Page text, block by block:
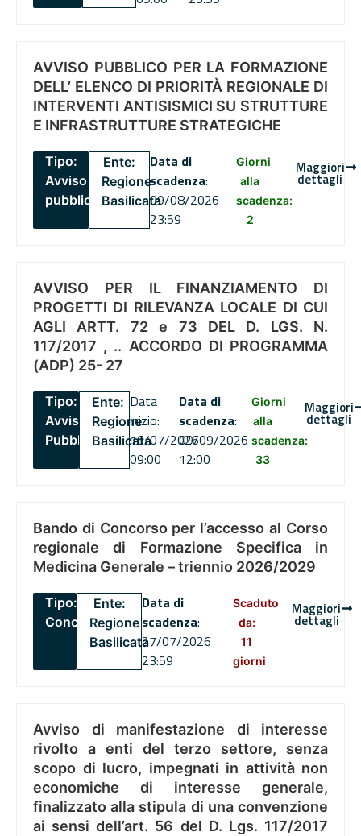
AVVISO PUBBLICO PER LA FORMAZIONE
DELL’ ELENCO DI PRIORITÀ REGIONALE DI
INTERVENTI ANTISISMICI SU STRUTTURE
E INFRASTRUTTURE STRATEGICHE
Tipo:
Avviso
pubblico
Ente:
Regione
Basilicata
Data di
scadenza:
09/08/2026
23:59
Giorni
alla
scadenza:
2
Maggiori
dettagli
AVVISO PER IL FINANZIAMENTO DI
PROGETTI DI RILEVANZA LOCALE DI CUI
AGLI ARTT. 72 e 73 DEL D. LGS. N.
117/2017 , .. ACCORDO DI PROGRAMMA
(ADP) 25- 27
Tipo:
Avviso
Pubblico
Ente:
Regione
Basilicata
Data
inizio:
16/07/2026
09:00
Data di
scadenza:
09/09/2026
12:00
Giorni
alla
scadenza:
33
Maggiori
dettagli
Bando di Concorso per l’accesso al Corso
regionale di Formazione Specifica in
Medicina Generale – triennio 2026/2029
Tipo:
Concorsi
Ente:
Regione
Basilicata
Data di
scadenza:
27/07/2026
23:59
Scaduto
da:
11
giorni
Maggiori
dettagli
Avviso di manifestazione di interesse
rivolto a enti del terzo settore, senza
scopo di lucro, impegnati in attività non
economiche di interesse generale,
finalizzato alla stipula di una convenzione
ai sensi dell’art. 56 del D. Lgs. 117/2017